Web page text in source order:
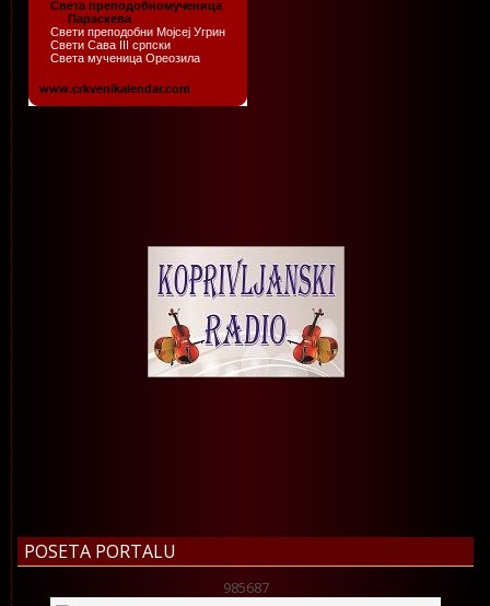
POSETA PORTALU
985687